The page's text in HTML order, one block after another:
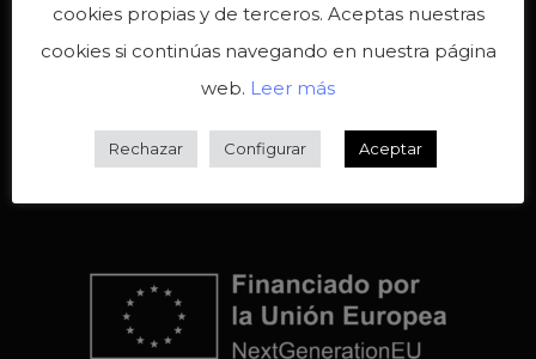
cookies propias y de terceros. Aceptas nuestras
cookies si continúas navegando en nuestra página
web. Leer más
Rechazar Configurar Aceptar